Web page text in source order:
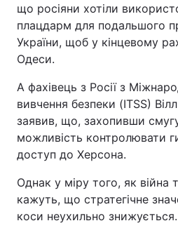
що росіяни хотіли
плацдарм для подальшого
України, щоб у кінцевому
Одеси.
А фахівець з Росії з
вивчення безпеки (ITSS)
заявив, що, захопивши
можливість контролювати
доступ до Херсона.
Однак у міру того, як війна
кажуть, що стратегічне
коси неухильно знижується.